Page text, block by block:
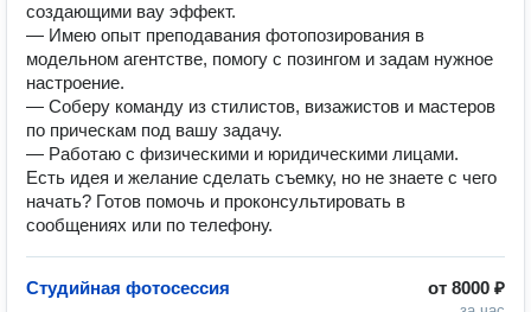
создающими вау эффект.
— Имею опыт преподавания фотопозирования в
модельном агентстве, помогу с позингом и задам нужное
настроение.
— Соберу команду из стилистов, визажистов и мастеров
по прическам под вашу задачу.
— Работаю с физическими и юридическими лицами.
Есть идея и желание сделать съемку, но не знаете с чего
начать? Готов помочь и проконсультировать в
сообщениях или по телефону.
от 8000 ₽
Студийная фотосессия